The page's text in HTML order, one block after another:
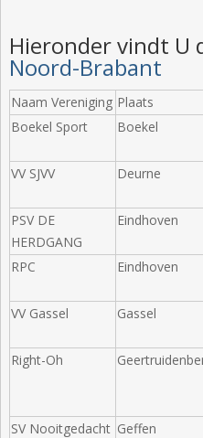
Hieronder vindt U
Noord-Brabant
Naam Vereniging Plaats
Boekel Sport
Boekel
VV SJVV
Deurne
PSV DE
HERDGANG
Eindhoven
RPC
Eindhoven
VV Gassel
Gassel
Right-Oh
SV Nooitgedacht Geffen